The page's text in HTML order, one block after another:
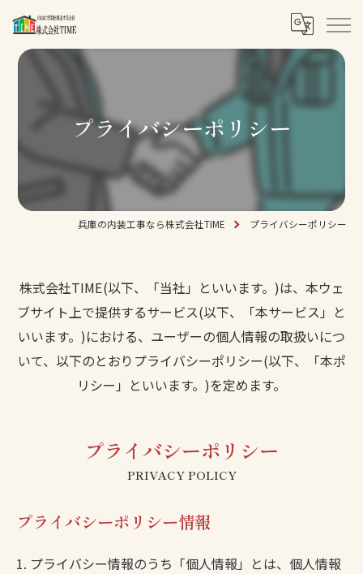
プライバシーポリシー
兵庫の内装工事なら株式会社TIME プライバシーポリシー
株式会社TIME(以下、「当社」といいます。)は、本ウェ
ブサイト上で提供するサービス(以下、「本サービス」と
いいます。)における、ユーザーの個人情報の取扱いにつ
いて、以下のとおりプライバシーポリシー(以下、「本ポ
リシー」といいます。)を定めます。
プライバシーポリシー
PRIVACY POLICY
プライバシーポリシー情報
1. プライバシー情報のうち「個人情報」とは、個人情報